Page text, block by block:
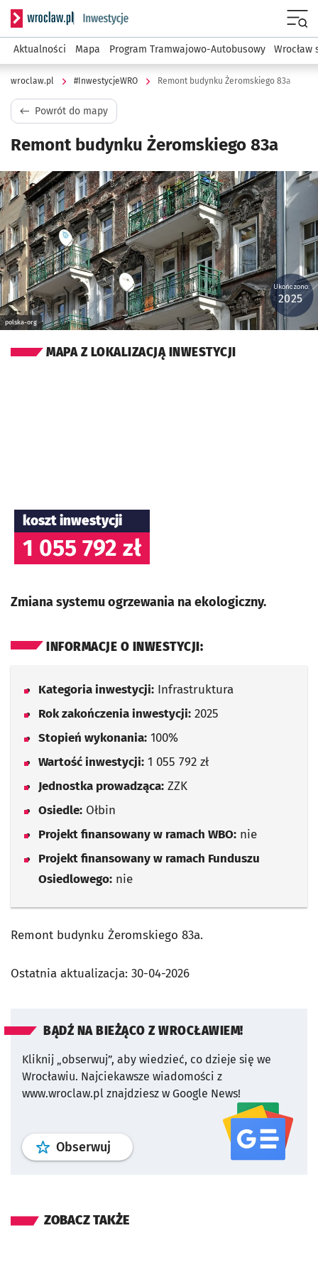
Serwis informacyjny wroclaw.pl podserwis:
Aktualności Mapa Program Tramwajowo-Autobusowy Wrocław
wroclaw.pl #InwestycjeWRO Remont budynku Żeromskiego 83a
Powrót do mapy
Remont budynku Żeromskiego 83a
Kliknij, aby powiększyć
polska-org
Ukończono:
2025
MAPA Z LOKALIZACJĄ INWESTYCJI
koszt inwestycji
1 055 792 zł
Zmiana systemu ogrzewania na ekologiczny.
INFORMACJE O INWESTYCJI:
Kategoria inwestycji: Infrastruktura
Rok zakończenia inwestycji: 2025
Stopień wykonania: 100%
Wartość inwestycji: 1 055 792 zł
Jednostka prowadząca: ZZK
Osiedle: Ołbin
Projekt finansowany w ramach WBO: nie
Projekt finansowany w ramach Funduszu
Osiedlowego: nie
Remont budynku Żeromskiego 83a.
Ostatnia aktualizacja: 30-04-2026
BĄDŹ NA BIEŻĄCO Z WROCŁAWIEM!
Kliknij „obserwuj”, aby wiedzieć, co dzieje się we
Wrocławiu. Najciekawsze wiadomości z
www.wroclaw.pl znajdziesz w Google News!
Obserwuj profil serwisu
ZOBACZ TAKŻE